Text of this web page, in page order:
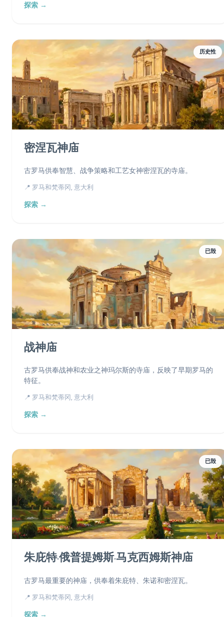
探索 →
历史性
密涅瓦神庙
古罗马供奉智慧、战争策略和工艺女神密涅瓦的寺庙。
📍 罗马和梵蒂冈, 意大利
探索 →
已毁
战神庙
古罗马供奉战神和农业之神玛尔斯的寺庙，反映了早期罗马的
特征。
📍 罗马和梵蒂冈, 意大利
探索 →
已毁
朱庇特·俄普提姆斯·马克西姆斯神庙
古罗马最重要的神庙，供奉着朱庇特、朱诺和密涅瓦。
📍 罗马和梵蒂冈, 意大利
探索 →